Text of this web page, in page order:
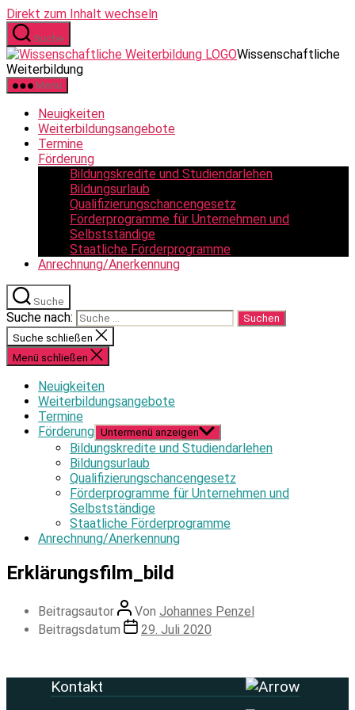
Direkt zum Inhalt wechseln
Suche
Wissenschaftliche
Weiterbildung
Menü
Neuigkeiten
Weiterbildungsangebote
Termine
Förderung
Bildungskredite und Studiendarlehen
Bildungsurlaub
Qualifizierungschancengesetz
Förderprogramme für Unternehmen und
Selbstständige
Staatliche Förderprogramme
Anrechnung/Anerkennung
Suche
Suche nach:
Suche schließen
Menü schließen
Neuigkeiten
Weiterbildungsangebote
Termine
Förderung Untermenü anzeigen
Bildungskredite und Studiendarlehen
Bildungsurlaub
Qualifizierungschancengesetz
Förderprogramme für Unternehmen und
Selbstständige
Staatliche Förderprogramme
Anrechnung/Anerkennung
Erklärungsfilm_bild
Beitragsautor Von Johannes Penzel
Beitragsdatum
29. Juli 2020
Kontakt